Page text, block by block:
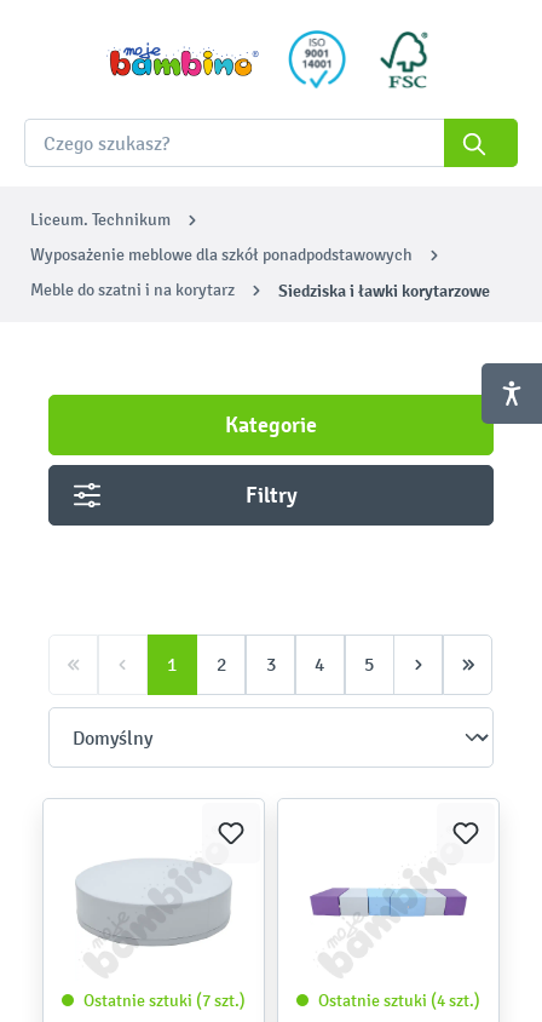
Liceum. Technikum
Wyposażenie meblowe dla szkół ponadpodstawowych
Meble do szatni i na korytarz
Siedziska i ławki korytarzowe
Kategorie
Filtry
1 2 3 4 5
Ostatnie sztuki (7 szt.) Ostatnie sztuki (4 szt.)